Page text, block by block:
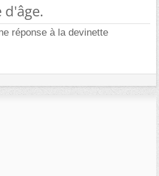
d'âge.
réponse à la devinette